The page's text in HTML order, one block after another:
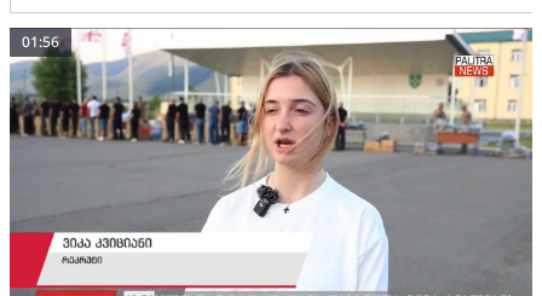
01:56